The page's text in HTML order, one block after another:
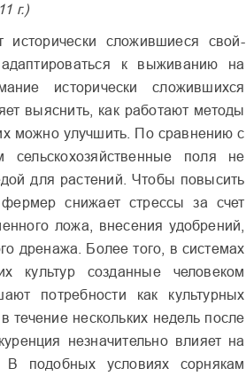
г.)
сложившиеся свой­
к выживанию на
исторически сложившихся
выяснить, как работают мето­ды
можно улучшить. По срав­нению с
сельскохозяйственные поля не
для растений. Чтобы повысить
фермер снижает стрессы за счет
ложа, внесения удобрений,
дренажа. Более того, в системах
культур созданные человеком
потребно­сти как культурных
течение нескольких недель после
незначительно влияет на
В подоб­ных условиях сорнякам